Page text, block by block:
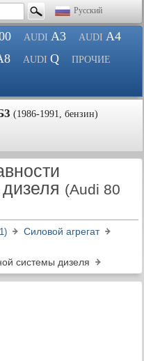
Русский
AUDI A3 AUDI A4
AUDI Q ПРОЧИЕ
(1986-1991, бензин)
(Audi 80
Силовой агрегат
системы дизеля